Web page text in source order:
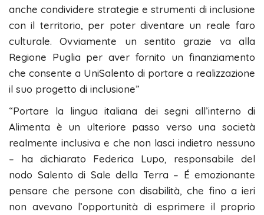
anche condividere strategie e strumenti di inclusione
con il territorio, per poter diventare un reale faro
culturale. Ovviamente un sentito grazie va alla
Regione Puglia per aver fornito un finanziamento
che consente a UniSalento di portare a realizzazione
il suo progetto di inclusione”
“Portare la lingua italiana dei segni all’interno di
Alimenta è un ulteriore passo verso una società
realmente inclusiva e che non lasci indietro nessuno
– ha dichiarato Federica Lupo, responsabile del
nodo Salento di Sale della Terra – É emozionante
pensare che persone con disabilità, che fino a ieri
non avevano l’opportunità di esprimere il proprio